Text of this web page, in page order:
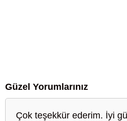
Güzel Yorumlarınız
Çok teşekkür ederim. İyi